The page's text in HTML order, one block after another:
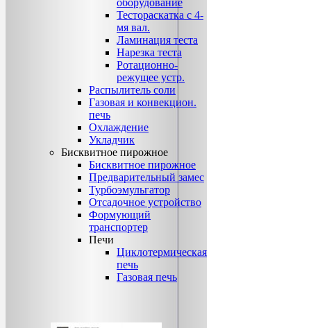
оборудование
Тестораскатка с 4-
мя вал.
Ламинация теста
Нарезка теста
Ротационно-
режущее устр.
Распылитель соли
Газовая и конвекцион.
печь
Охлаждение
Укладчик
Бисквитное пирожное
Бисквитное пирожное
Предварительный замес
Турбоэмульгатор
Отсадочное устройство
Формующий
транспортер
Печи
Циклотермическая
печь
Газовая печь